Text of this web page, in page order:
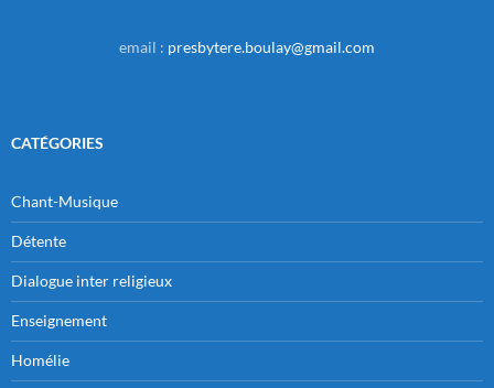
email : presbytere.boulay@gmail.com
CATÉGORIES
Chant-Musique
Détente
Dialogue inter religieux
Enseignement
Homélie